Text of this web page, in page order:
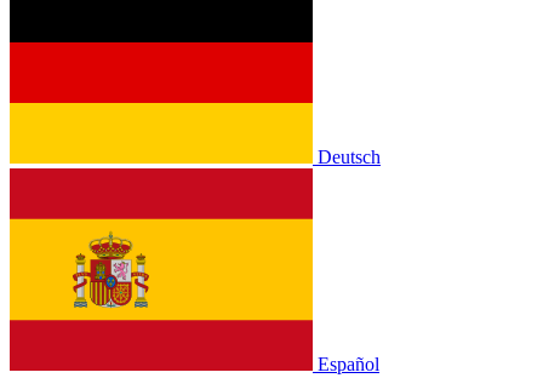
Deutsch
Español